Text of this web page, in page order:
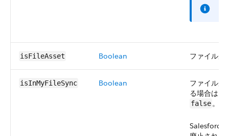
isFileAsset Boolean ファイルが
isInMyFileSync Boolean
ファイルが
る場合は
false。
Salesforce